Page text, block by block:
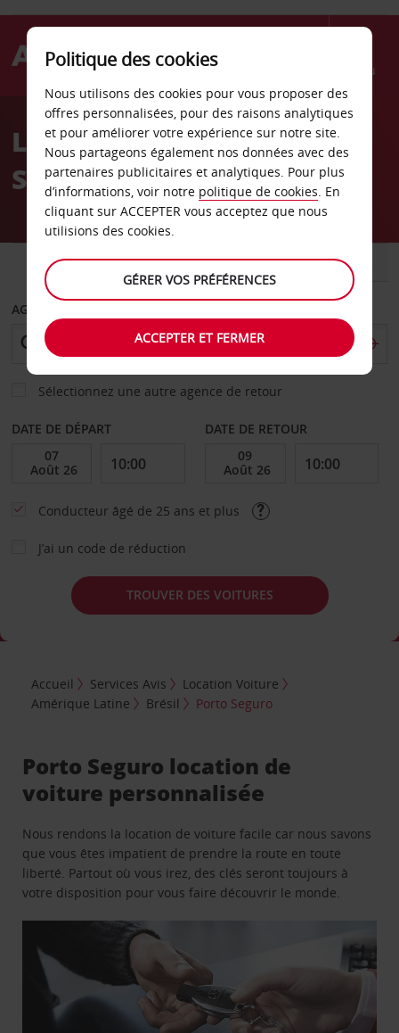
Menu
AvisLocation de voiture Porto
Seguro
VOITURE UTILITAIRE
AGENCE DE DÉPART
Sélectionnez une autre agence de retour
DATE DE DÉPART DATE DE RETOUR
Conducteur âgé de 25 ans et plus
J’ai un code de réduction
TROUVER DES VOITURES
Accueil Services Avis
Location Voiture
Amérique Latine
Brésil Porto Seguro
Porto Seguro location de
voiture personnalisée
Nous rendons la location de voiture facile car nous savons
que vous êtes impatient de prendre la route en toute
liberté. Partout où vous irez, des clés seront toujours à
votre disposition pour vous faire découvrir le monde.
Politique des cookies
Nous utilisons des cookies pour vous proposer des
offres personnalisées, pour des raisons analytiques
et pour améliorer votre expérience sur notre site.
Nous partageons également nos données avec des
partenaires publicitaires et analytiques. Pour plus
d’informations, voir notre politique de cookies. En
cliquant sur ACCEPTER vous acceptez que nous
utilisions des cookies.
GÉRER VOS PRÉFÉRENCES
ACCEPTER ET FERMER